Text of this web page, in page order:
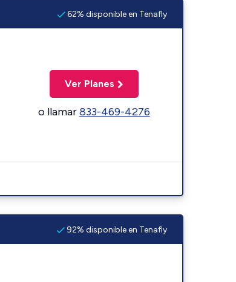
62% disponible en Tenafly
Ver Planes
o llamar833-469-4276
92% disponible en Tenafly